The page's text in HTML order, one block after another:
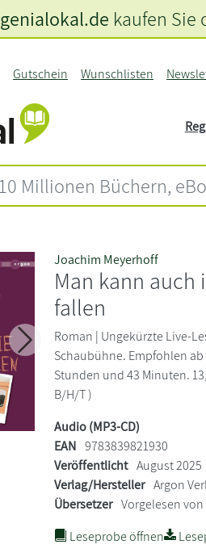
Gutschein Wunschlisten
genialokal.de kaufen Sie
Weiter
Joachim Meyerhoff
Man kann auch
fallen
Roman | Ungekürzte Live-
Schaubühne. Empfohlen ab
Stunden und 43 Minuten.
B/H/T )
Audio (MP3-CD)
EAN 9783839821930
Veröffentlicht August 2025
Verlag/Hersteller Argon
Übersetzer Vorgelesen
Leseprobe öffnen